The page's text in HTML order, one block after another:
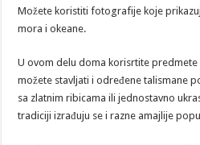
Možete koristiti fotografije koje
mora i okeane.
U ovom delu doma korisrtite predmete
možete stavljati i određene talismane
sa zlatnim ribicama ili jednostavno
tradiciji izrađuju se i razne amajlije